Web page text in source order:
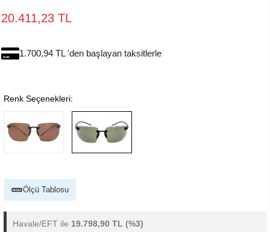
20.411,23 TL
1.700,94 TL 'den başlayan taksitlerle
Renk Seçenekleri:
Ölçü Tablosu
Havale/EFT ile 19.798,90 TL (%3)